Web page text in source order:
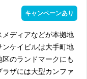
キャンペーンあり
ディアなどが本拠地
ケイビルは大手町地
のランドマークにも
ザには大型カンファ